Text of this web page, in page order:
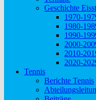
Geschichte
1970-
1980-
1990-
2000-
2010-
2020-
Tennis
Berichte Tennis